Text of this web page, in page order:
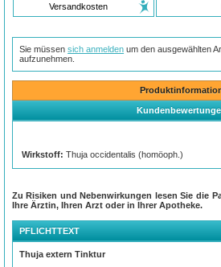
Versandkosten
Sie müssensich anmelden um den ausgewählten
aufzunehmen.
Wirkstoff: Thuja occidentalis (homöoph.)
Zu Risiken und Nebenwirkungen lesen Sie die
Ihre Ärztin, Ihren Arzt oder in Ihrer Apotheke.
PFLICHTTEXT
Thuja extern Tinktur